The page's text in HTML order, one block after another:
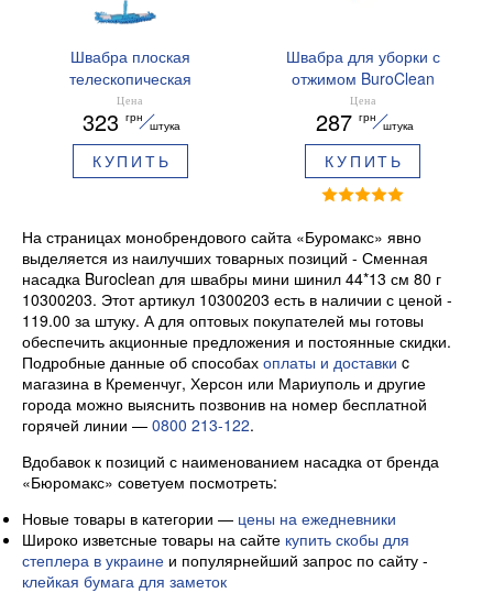
Швабра плоская
телескопическая
Buroclean 10300107
Цена
323 грн
штука
КУПИТЬ
Швабра для уборки с
отжимом BuroClean
10300102
Цена
287 грн
штука
КУПИТЬ
На страницах монобрендового сайта «Буромакс» явно
выделяется из наилучших товарных позиций - Сменная
насадка Buroclean для швабры мини шинил 44*13 см 80 г
10300203. Этот артикул 10300203 есть в наличии с ценой -
119.00 за штуку. А для оптовых покупателей мы готовы
обеспечить акционные предложения и постоянные скидки.
Подробные данные об способах оплаты и доставки c
магазина в Кременчуг, Херсон или Мариуполь и другие
города можно выяснить позвонив на номер бесплатной
горячей линии — 0800 213-122.
Вдобавок к позиций с наименованием насадка от бренда
«Бюромакс» советуем посмотреть:
Новые товары в категории — цены на ежедневники
Широко изветсные товары на сайте купить скобы для
степлера в украине и популярнейший запрос по сайту -
клейкая бумага для заметок